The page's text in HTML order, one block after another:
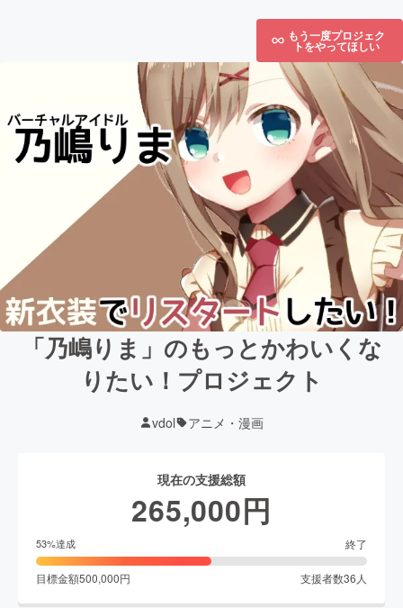
もう一度プロジェク
トをやってほしい
「乃嶋りま」のもっとかわいくな
りたい！プロジェクト
vdol アニメ・漫画
現在の支援総額
265,000円
53%達成 終了
目標金額500,000円 支援者数36 人